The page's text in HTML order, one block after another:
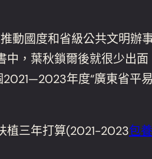
動國度和省級公共文明辦
中，葉秋鎖爾後就很少出
年度“廣東省平
植三年打算(2021-2023包養